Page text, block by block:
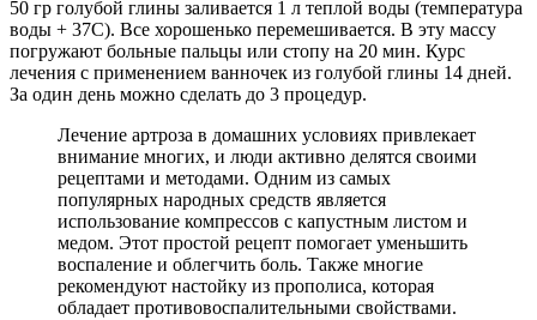
50 гр голубой глины заливается 1 л теплой воды (температура
воды + 37С). Все хорошенько перемешивается. В эту массу
погружают больные пальцы или стопу на 20 мин. Курс
лечения с применением ванночек из голубой глины 14 дней.
За один день можно сделать до 3 процедур.
Лечение артроза в домашних условиях привлекает
внимание многих, и люди активно делятся своими
рецептами и методами. Одним из самых
популярных народных средств является
использование компрессов с капустным листом и
медом. Этот простой рецепт помогает уменьшить
воспаление и облегчить боль. Также многие
рекомендуют настойку из прополиса, которая
обладает противовоспалительными свойствами.